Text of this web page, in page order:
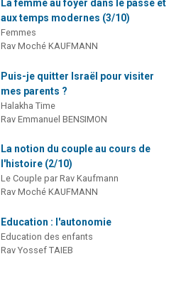
La femme au foyer dans le passé et
aux temps modernes (3/10)
Femmes
Rav Moché KAUFMANN
Puis-je quitter Israël pour visiter
mes parents ?
Halakha Time
Rav Emmanuel BENSIMON
La notion du couple au cours de
l'histoire (2/10)
Le Couple par Rav Kaufmann
Rav Moché KAUFMANN
Education : l'autonomie
Education des enfants
Rav Yossef TAIEB